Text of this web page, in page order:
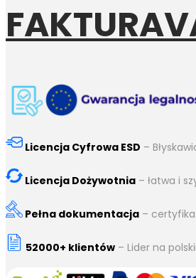
Licencja Cyfrowa ESD –
Licencja Dożywotnia – łatwa i
Pełna dokumentacja –
52000+ klientów – Lider na